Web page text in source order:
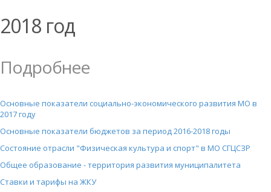
2018 год
Подробнее
Основные показатели социально-экономического развития МО в
2017 году
Основные показатели бюджетов за период 2016-2018 годы
Состояние отрасли "Физическая культура и спорт" в МО СГЦСЗР
Общее образование - территория развития муниципалитета
Ставки и тарифы на ЖКУ